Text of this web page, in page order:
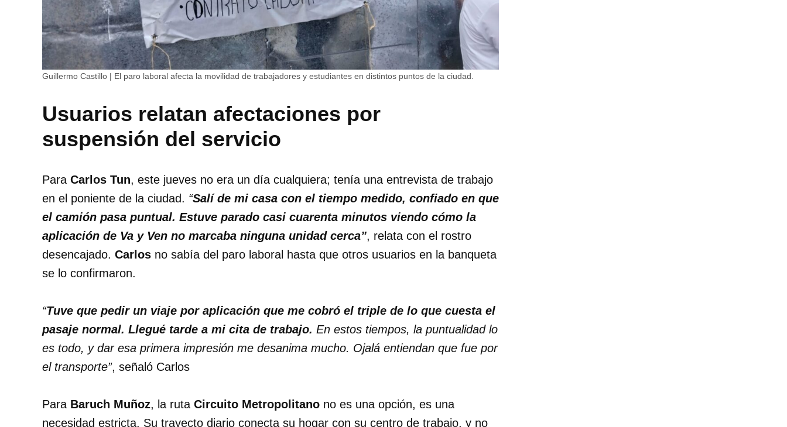
Guillermo Castillo | El paro laboral afecta la movilidad de trabajadores y estudiantes en distintos puntos de la ciudad.
Usuarios relatan afectaciones por
suspensión del servicio
Para Carlos Tun, este jueves no era un día cualquiera; tenía una entrevista de trabajo
en el poniente de la ciudad. “Salí de mi casa con el tiempo medido, confiado en que
el camión pasa puntual. Estuve parado casi cuarenta minutos viendo cómo la
aplicación de Va y Ven no marcaba ninguna unidad cerca”, relata con el rostro
desencajado. Carlos no sabía del paro laboral hasta que otros usuarios en la banqueta
se lo confirmaron.
“Tuve que pedir un viaje por aplicación que me cobró el triple de lo que cuesta el
pasaje normal. Llegué tarde a mi cita de trabajo. En estos tiempos, la puntualidad lo
es todo, y dar esa primera impresión me desanima mucho. Ojalá entiendan que fue por
el transporte”, señaló Carlos
Para Baruch Muñoz, la ruta Circuito Metropolitano no es una opción, es una
necesidad estricta. Su trayecto diario conecta su hogar con su centro de trabajo, y no